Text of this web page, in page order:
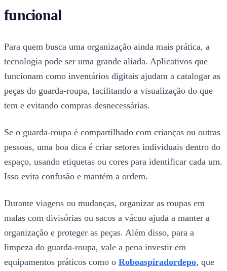
funcional
Para quem busca uma organização ainda mais prática, a
tecnologia pode ser uma grande aliada. Aplicativos que
funcionam como inventários digitais ajudam a catalogar as
peças do guarda-roupa, facilitando a visualização do que
tem e evitando compras desnecessárias.
Se o guarda-roupa é compartilhado com crianças ou outras
pessoas, uma boa dica é criar setores individuais dentro do
espaço, usando etiquetas ou cores para identificar cada um.
Isso evita confusão e mantém a ordem.
Durante viagens ou mudanças, organizar as roupas em
malas com divisórias ou sacos a vácuo ajuda a manter a
organização e proteger as peças. Além disso, para a
limpeza do guarda-roupa, vale a pena investir em
equipamentos práticos como o Roboaspiradordepo, que